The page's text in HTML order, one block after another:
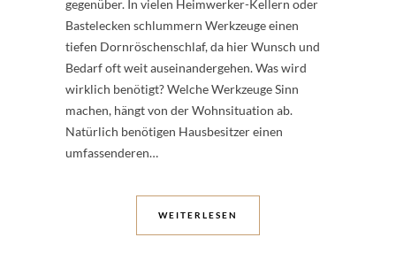
gegenüber. In vielen Heimwerker-Kellern oder
Bastelecken schlummern Werkzeuge einen
tiefen Dornröschenschlaf, da hier Wunsch und
Bedarf oft weit auseinandergehen. Was wird
wirklich benötigt? Welche Werkzeuge Sinn
machen, hängt von der Wohnsituation ab.
Natürlich benötigen Hausbesitzer einen
umfassenderen…
WEITERLESEN